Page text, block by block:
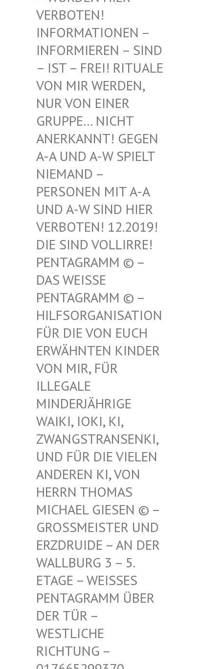
BOTEN! INF
ORMATIONEN – INF
ORMIEREN – SIND – I
ST – FREI! RITUALE VON
MIR WERDEN, NUR
VON EINER GRU
PPE… NICHT ANE
RKANNT! GEGEN A-A
UND A-W SPIELT NIE
MAND – PER
SONEN MIT A-A UND
A-W SIND HIER VER
BOTEN! 12.2019! DIE
SIND VOLLIRRE! PEN
TAGRAMM © – DAS
WEISSE PENT
AGRAMM © – HILF
SORGANISATION FÜR
DIE VON EUCH ERWÄ
HNTEN KINDER VON
MIR, FÜR ILLE
GALE MIND
ERJÄHRIGE WAIK
I, IOKI, KI, ZWAN
GSTRANSENKI, UND
FÜR DIE VIELEN ANDE
REN KI, VON HERR
N THOMAS MICH
AEL GIESEN © – GROSS
MEISTER UND ERZDR
UIDE – AN DER WALLB
URG 3 – 5. ETAGE
– WEISSES PENTAG
RAMM ÜBER DER TÜ
R – WESTLI
CHE RICHTU
NG – 017665